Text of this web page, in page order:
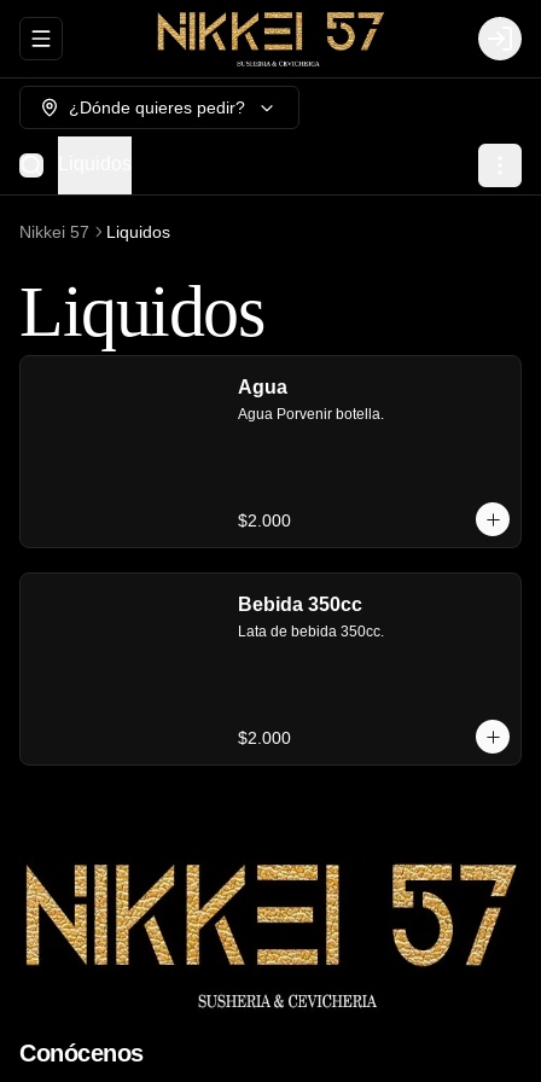
Abrir menu de navegación Login
¿Dónde quieres pedir?
Nikkei 57 Liquidos
Liquidos
Agua
Agua Porvenir botella.
$2.000
Bebida 350cc
Lata de bebida 350cc.
$2.000
Conócenos